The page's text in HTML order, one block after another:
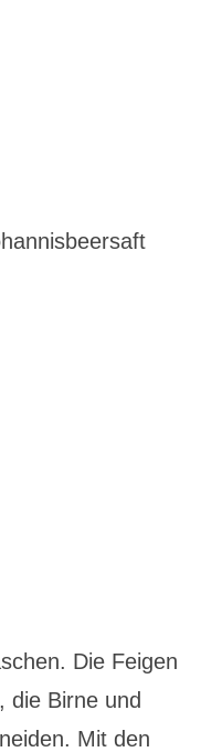
Die Feigen
die Birne und
Mit den